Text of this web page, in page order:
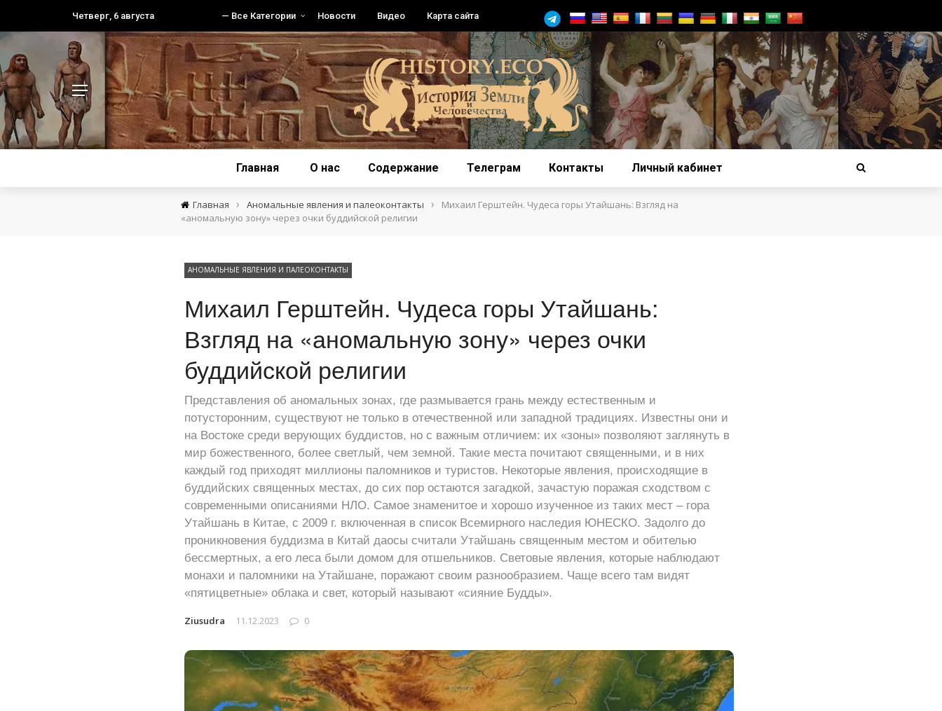
Четверг, 6 августа — Все Категории Новости Видео Карта сайта
Главная О нас Содержание Телеграм Контакты Личный кабинет
Главная › Аномальные явления и палеоконтакты ›
Михаил Герштейн. Чудеса горы Утайшань: Взгляд на
«аномальную зону» через очки буддийской религии
АНОМАЛЬНЫЕ ЯВЛЕНИЯ И ПАЛЕОКОНТАКТЫ
Михаил Герштейн. Чудеса горы Утайшань:
Взгляд на «аномальную зону» через очки
буддийской религии
Представления об аномальных зонах, где размывается грань между естественным и
потусторонним, существуют не только в отечественной или западной традициях. Известны они и
на Востоке среди верующих буддистов, но с важным отличием: их «зоны» позволяют заглянуть в
мир божественного, более светлый, чем земной. Такие места почитают священными, и в них
каждый год приходят миллионы паломников и туристов. Некоторые явления, происходящие в
буддийских священных местах, до сих пор остаются загадкой, зачастую поражая сходством с
современными описаниями НЛО. Самое знаменитое и хорошо изученное из таких мест – гора
Утайшань в Китае, с 2009 г. включенная в список Всемирного наследия ЮНЕСКО. Задолго до
проникновения буддизма в Китай даосы считали Утайшань священным местом и обителью
бессмертных, а его леса были домом для отшельников. Световые явления, которые наблюдают
монахи и паломники на Утайшане, поражают своим разнообразием. Чаще всего там видят
«пятицветные» облака и свет, который называют «сияние Будды».
Ziusudra 11.12.2023 0